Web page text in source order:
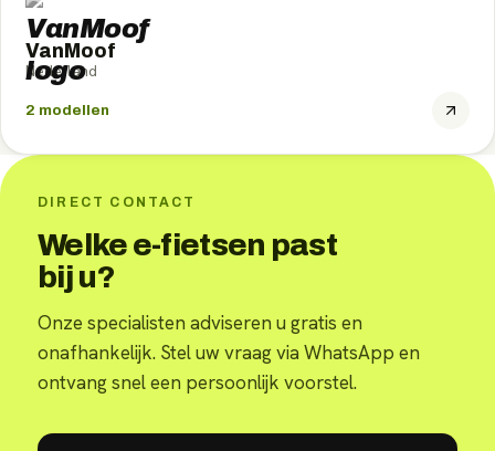
VanMoof
Nederland
2 modellen
DIRECT CONTACT
Welke e-fietsen past
bij u?
Onze specialisten adviseren u gratis en
onafhankelijk. Stel uw vraag via WhatsApp en
ontvang snel een persoonlijk voorstel.